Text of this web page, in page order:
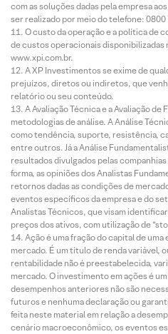
com as soluções dadas pela empresa
ser realizado por meio do telefone: 0800
O custo da operação e a política de
de custos operacionais disponibilizadas
www.xpi.com.br.
A XP Investimentos se exime de
prejuízos, diretos ou indiretos, que
relatório ou seu conteúdo.
A Avaliação Técnica e a Avaliação
metodologias de análise. A Análise
como tendência, suporte, resistência,
entre outros. Já a Análise
resultados divulgados pelas
forma, as opiniões dos Analistas
retornos dadas as condições de
eventos específicos da empresa e do
Analistas Técnicos, que visam
preços dos ativos, com utilização de
Ação é uma fração do capital de
mercado. É um título de renda variável,
rentabilidade não é preestabelecida,
mercado. O investimento em ações é
desempenhos anteriores não são
futuros e nenhuma declaração ou
feita neste material em relação a
cenário macroeconômico, os eventos